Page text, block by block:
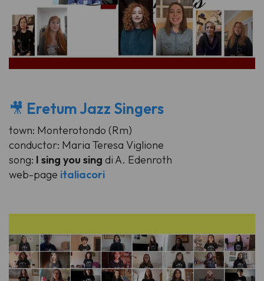
🎥 Eretum Jazz Singers
town: Monterotondo (Rm)
conductor: Maria Teresa Viglione
song: I sing you sing di A. Edenroth
web-page italiacori